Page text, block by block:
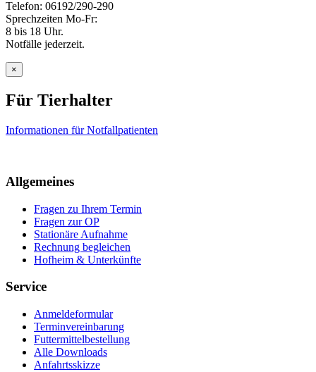
Telefon: 06192/290-290
Sprechzeiten Mo-Fr:
8 bis 18 Uhr.
Notfälle jederzeit.
×
Für Tierhalter
Informationen für Notfallpatienten
Allgemeines
Fragen zu Ihrem Termin
Fragen zur OP
Stationäre Aufnahme
Rechnung begleichen
Hofheim & Unterkünfte
Service
Anmeldeformular
Terminvereinbarung
Futtermittelbestellung
Alle Downloads
Anfahrtsskizze